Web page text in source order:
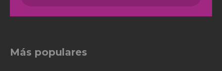
Más populares